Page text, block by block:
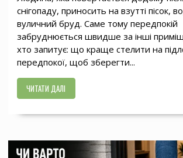
снігопаду, приносить на взутті пісок,
вуличний бруд. Саме тому передпокій
забруднюється швидше за інші
хто запитує: що краще стелити на
передпокої, щоб зберегти...
ЧИТАТИ ДАЛІ